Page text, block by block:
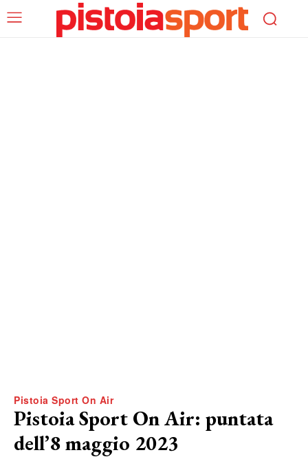
Pistoia Sport On Air
Pistoia Sport On Air: puntata
dell’8 maggio 2023